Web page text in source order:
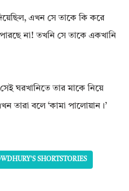
এখন সে তাকে কি করে
না! তখনি সে তাকে একখানি
ঘরখানিতে তার মাকে নিয়ে
তারা বলে ‘কামা পালোয়ান।’
SHORTSTORIES